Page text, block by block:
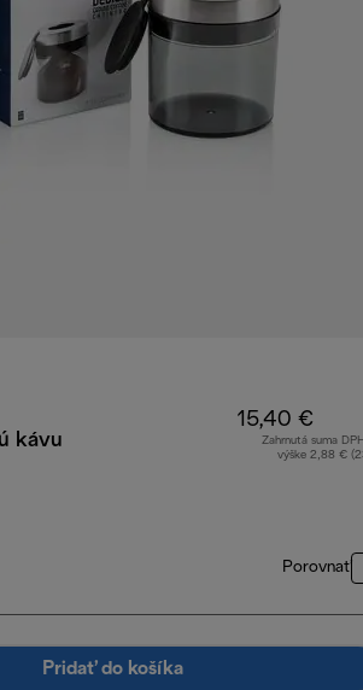
kávu
15,40 €
Zahrnutá suma
výške 2,88 €
Porovnať
Pridať do košíka